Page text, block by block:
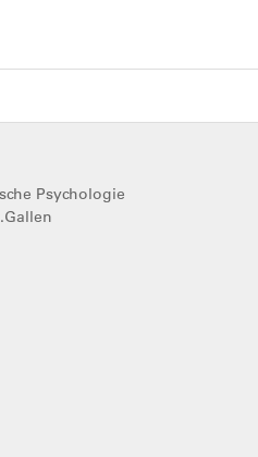
Psychologie